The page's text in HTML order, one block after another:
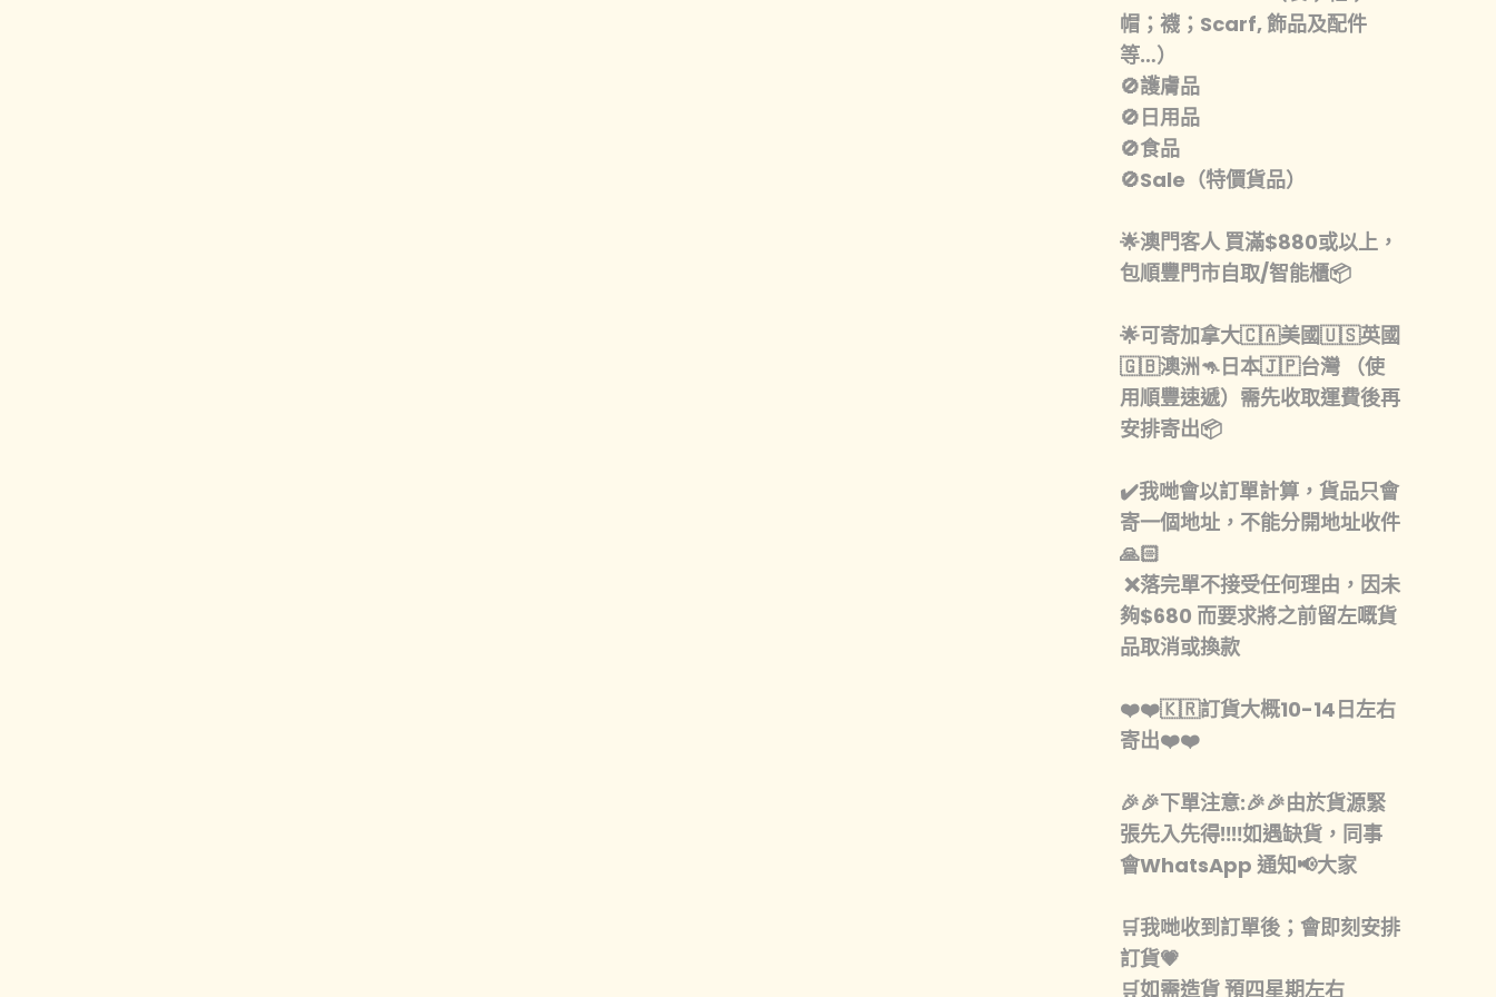
帽；襪；Scarf, 飾品及配件
等…）
🚫護膚品
🚫日用品
🚫食品
🚫Sale（特價貨品）
🌟澳門客人 買滿$880或以上，
包順豐門市自取/智能櫃📦
🌟可寄加拿大🇨🇦美國🇺🇸英國
🇬🇧澳洲🦘日本🇯🇵台灣 （使
用順豐速遞）需先收取運費後再
安排寄出📦
✔️我哋會以訂單計算，貨品只會
寄一個地址，不能分開地址收件
🙏🏻
❌落完單不接受任何理由，因未
夠$680 而要求將之前留左嘅貨
品取消或換款
❤️❤️🇰🇷訂貨大概10-14日左右
寄出❤️❤️
🎉🎉下單注意:🎉🎉由於貨源緊
張先入先得‼️‼️如遇缺貨，同事
會WhatsApp 通知📢大家
🛒我哋收到訂單後；會即刻安排
訂貨💗
🛒如需造貨 預四星期左右